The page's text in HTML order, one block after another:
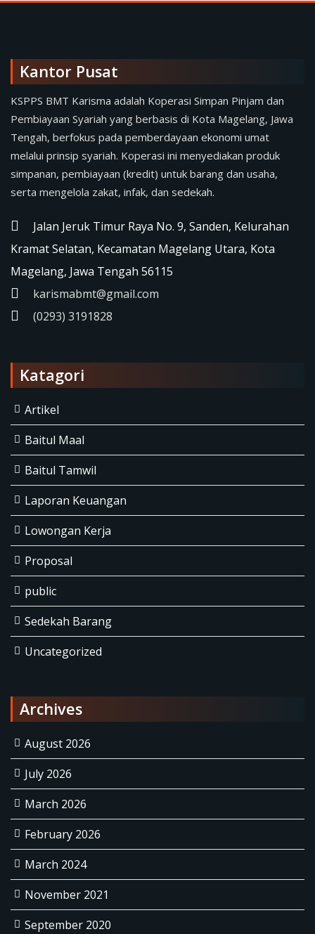
Kantor Pusat
KSPPS BMT Karisma adalah Koperasi Simpan Pinjam dan
Pembiayaan Syariah yang berbasis di Kota Magelang, Jawa
Tengah, berfokus pada pemberdayaan ekonomi umat
melalui prinsip syariah. Koperasi ini menyediakan produk
simpanan, pembiayaan (kredit) untuk barang dan usaha,
serta mengelola zakat, infak, dan sedekah.
Jalan Jeruk Timur Raya No. 9, Sanden, Kelurahan
Kramat Selatan, Kecamatan Magelang Utara, Kota
Magelang, Jawa Tengah 56115
karismabmt@gmail.com
(0293) 3191828
Katagori
Artikel
Baitul Maal
Baitul Tamwil
Laporan Keuangan
Lowongan Kerja
Proposal
public
Sedekah Barang
Uncategorized
Archives
August 2026
July 2026
March 2026
February 2026
March 2024
November 2021
September 2020